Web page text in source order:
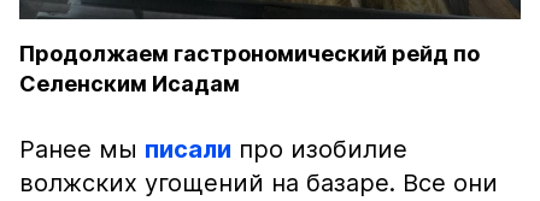
Продолжаем гастрономический рейд по
Селенским Исадам
Ранее мы писали про изобилие
волжских угощений на базаре. Все они